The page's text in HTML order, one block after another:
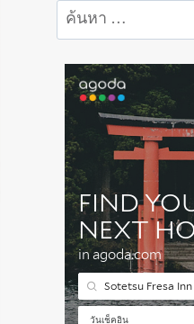
ค้นหา
สำหรับ: